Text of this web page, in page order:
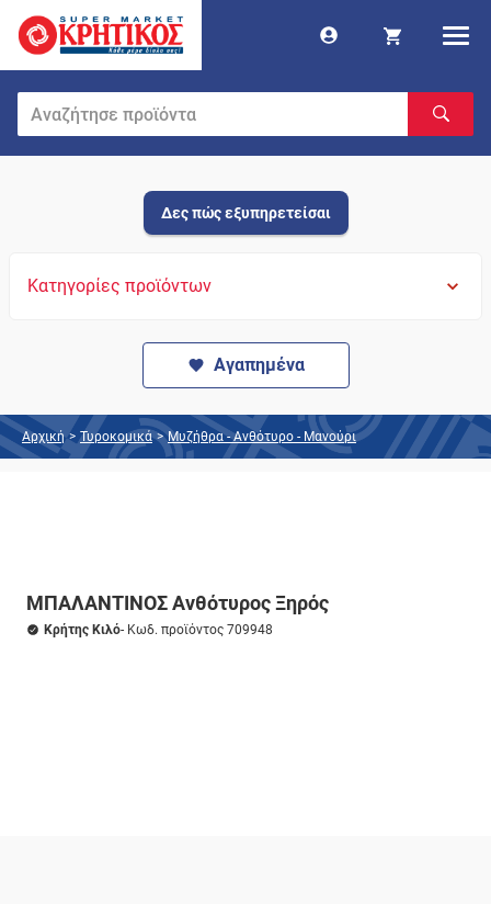
Δες πώς εξυπηρετείσαι
Κατηγορίες προϊόντων
Αγαπημένα
Αρχική > Τυροκομικά > Μυζήθρα - Ανθότυρο - Μανούρι
ΜΠΑΛΑΝΤΙΝΟΣ Ανθότυρος Ξηρός
Κρήτης Κιλό- Κωδ. προϊόντος 709948